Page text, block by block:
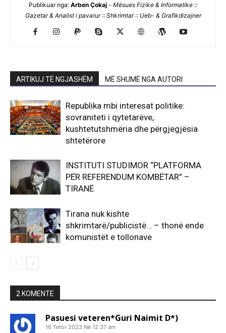
Publikuar nga: Arben Çokaj - Mësues Fizike & Informatike ::
Gazetar & Analist i pavarur :: Shkrimtar :: Ueb- & Grafikdizajner
ARTIKUJ TË NGJASHËM MË SHUMË NGA AUTORI
Republika mbi interesat politike:
sovraniteti i qytetarëve,
kushtetutshmëria dhe përgjegjësia
shtetërore
INSTITUTI STUDIMOR “PLATFORMA
PËR REFERENDUM KOMBËTAR” –
TIRANË
Tirana nuk kishte
shkrimtarë/publicistë… – thonë ende
komunistët e tollonave
2 KOMENTE
Pasuesi veteren*Guri Naimit D*)
16 Tetor 2023 Në 12:37 am